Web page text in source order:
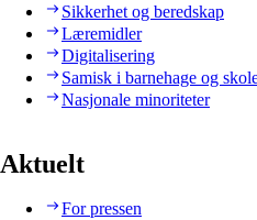
Sikkerhet og beredskap
Læremidler
Digitalisering
Samisk i barnehage og
Nasjonale minoriteter
Aktuelt
For pressen